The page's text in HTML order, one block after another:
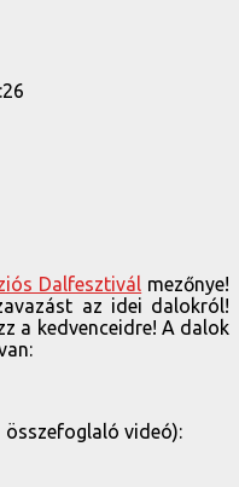
Dalfesztivál mezőnye!
az idei dalokról!
a kedvenceidre! A dalok
összefoglaló videó):